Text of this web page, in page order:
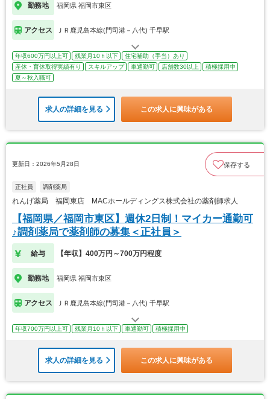
勤務地 福岡県 福岡市東区
アクセス ＪＲ鹿児島本線(門司港－八代) 千早駅
年収600万円以上可 残業月10ｈ以下
住宅補助（手当）あり
産休・育休取得実績有り
スキルアップ 車通勤可 店舗数30以上
積極採用中
夏～秋入職可
求人の詳細を見る この求人に興味がある
更新日：2026年5月28日 保存する
正社員 調剤薬局
れんげ薬局 福岡東店 MACホールディングス株式会社の薬剤師求人
【福岡県／福岡市東区】週休2日制！マイカー通勤可
♪調剤薬局で薬剤師の募集＜正社員＞
給与 【年収】400万円～700万円程度
勤務地 福岡県 福岡市東区
アクセス ＪＲ鹿児島本線(門司港－八代) 千早駅
年収700万円以上可 残業月10ｈ以下 車通勤可 積極採用中
求人の詳細を見る この求人に興味がある